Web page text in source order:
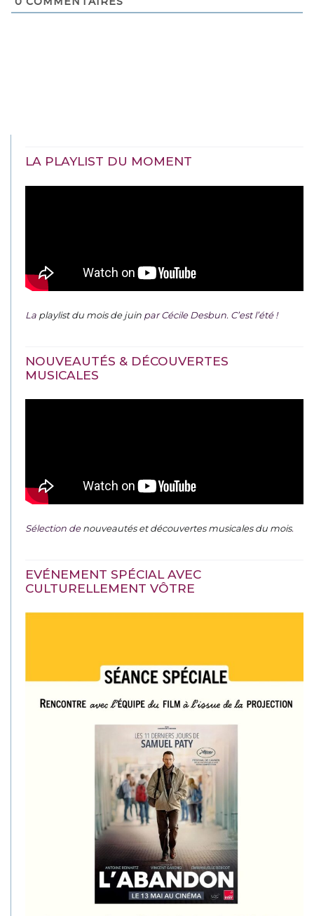
LA PLAYLIST DU MOMENT
La playlist du mois de juin par Cécile Desbun. C’est l’été !
NOUVEAUTÉS & DÉCOUVERTES
MUSICALES
Sélection denouveautés et découvertes musicales du mois.
EVÉNEMENT SPÉCIAL AVEC
CULTURELLEMENT VÔTRE